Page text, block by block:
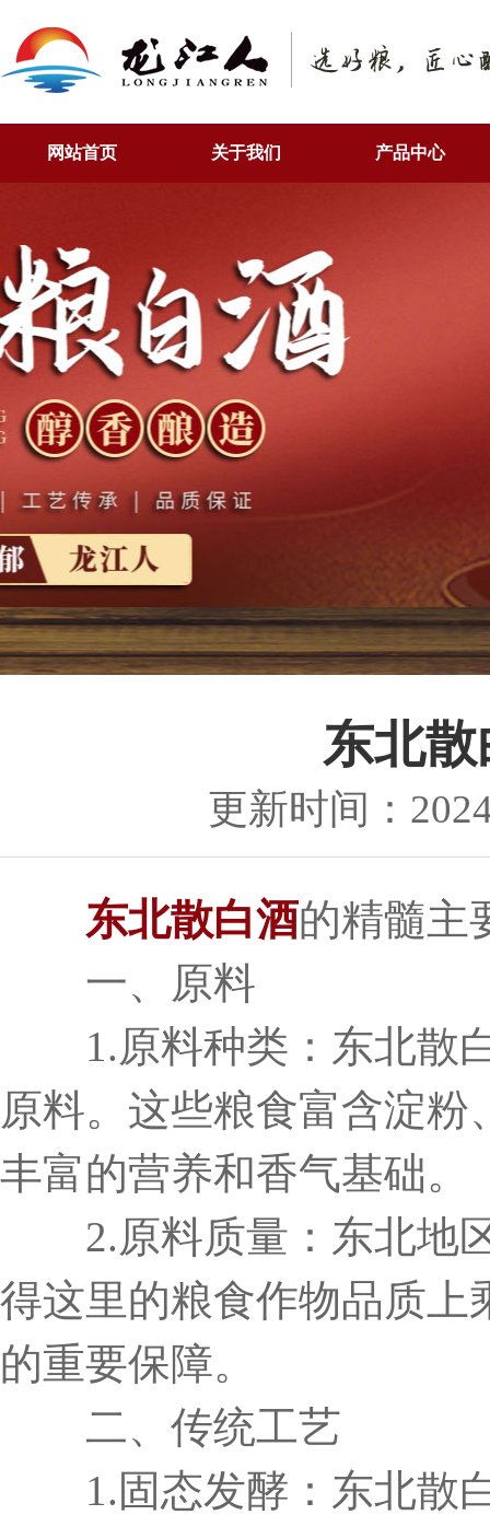
网站首页 关于我们 产品中心
东北
更新时间：
东北散白酒的精髓主
一、原料
1.原料种类：东北散白
原料。这些粮食富含淀
丰富的营养和香气基础。
2.原料质量：东北地区
得这里的粮食作物品质上
的重要保障。
二、传统工艺
1.固态发酵：东北散白